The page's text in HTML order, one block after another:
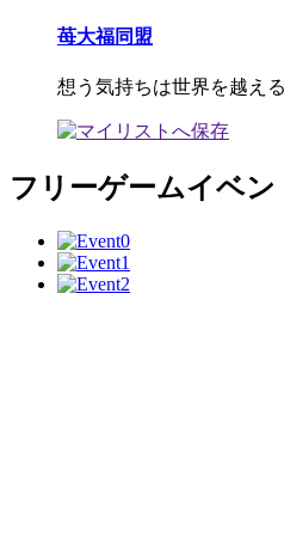
苺大福同盟
想う気持ちは世界を越える
フリーゲームイベン